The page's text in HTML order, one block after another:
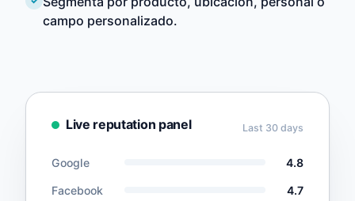
campo personalizado.
Live reputation panel Last 30 days
Google 4.8
Facebook 4.7